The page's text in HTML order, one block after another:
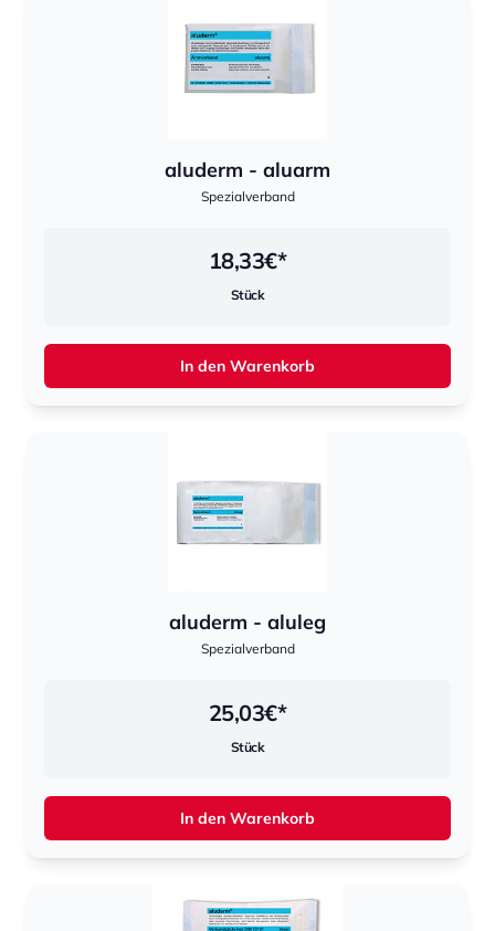
aluderm - aluarm
Spezialverband
18,33€*
Stück
In den Warenkorb
aluderm - aluleg
Spezialverband
25,03€*
Stück
In den Warenkorb